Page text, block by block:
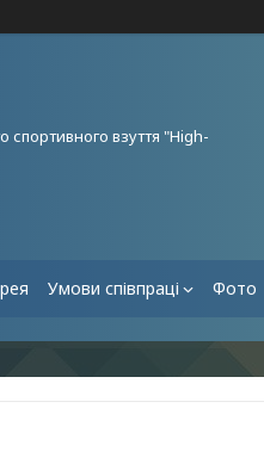
спортивного взуття "High-
Умови співпраці Фото